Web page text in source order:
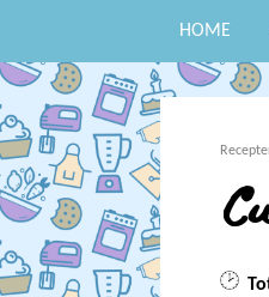
HOME